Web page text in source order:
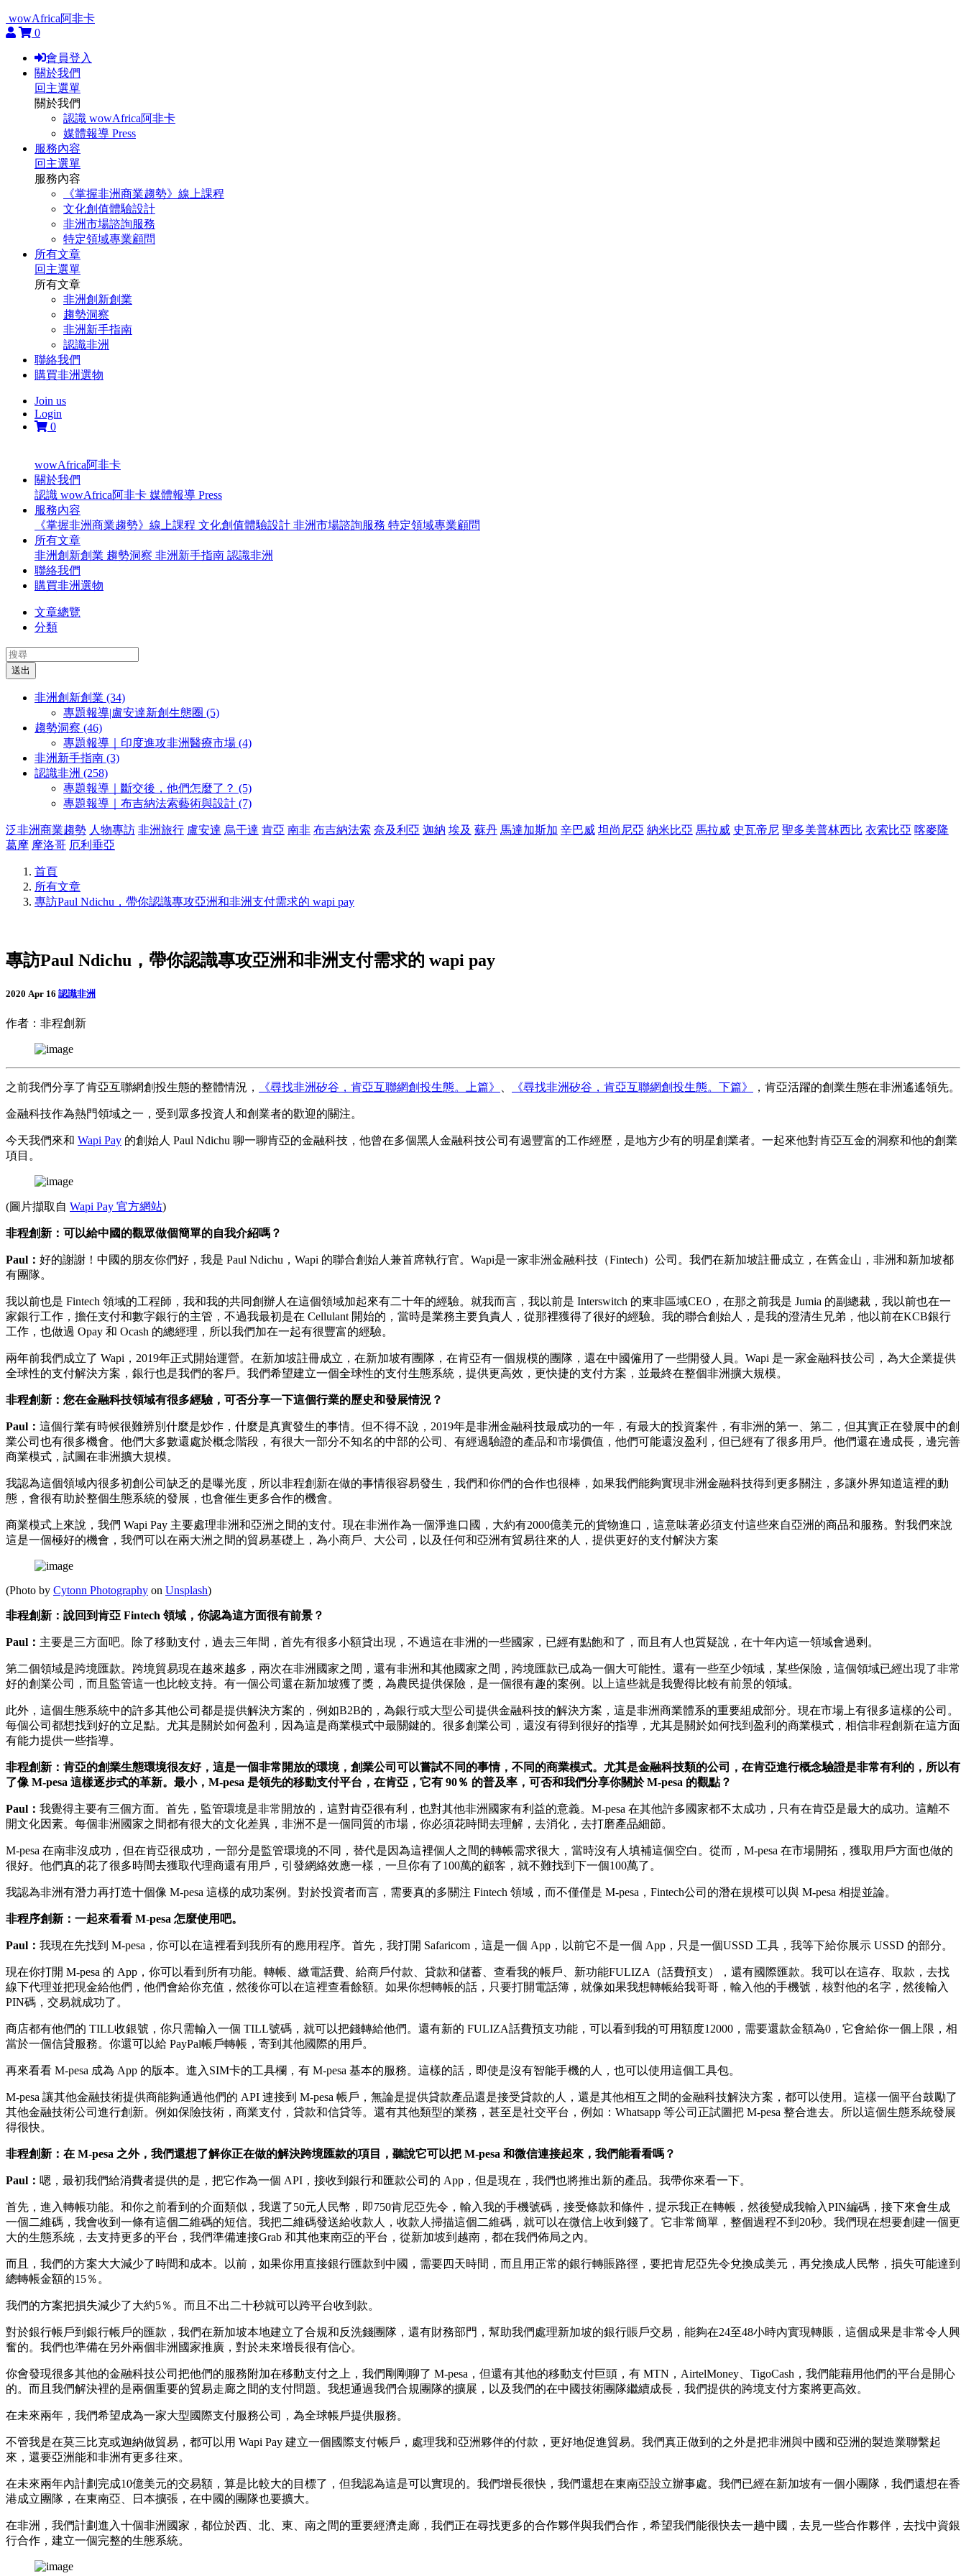
wowAfrica阿非卡
0
會員登入
關於我們
回主選單
關於我們
認識 wowAfrica阿非卡
媒體報導 Press
服務內容
回主選單
服務內容
《掌握非洲商業趨勢》線上課程
文化創值體驗設計
非洲市場諮詢服務
特定領域專業顧問
所有文章
回主選單
所有文章
非洲創新創業
趨勢洞察
非洲新手指南
認識非洲
聯絡我們
購買非洲選物
Join us
Login
0
wowAfrica阿非卡
關於我們
認識 wowAfrica阿非卡 媒體報導 Press
服務內容
《掌握非洲商業趨勢》線上課程 文化創值體驗設計 非洲市場諮詢服務 特定領域專業顧問
所有文章
非洲創新創業 趨勢洞察 非洲新手指南 認識非洲
聯絡我們
購買非洲選物
文章總覽
分類
送出
非洲創新創業 (34)
專題報導|盧安達新創生態圈 (5)
趨勢洞察 (46)
專題報導｜印度進攻非洲醫療市場 (4)
非洲新手指南 (3)
認識非洲 (258)
專題報導｜斷交後，他們怎麼了？ (5)
專題報導｜布吉納法索藝術與設計 (7)
泛非洲商業趨勢 人物專訪 非洲旅行 盧安達 烏干達 肯亞 南非 布吉納法索 奈及利亞 迦納 埃及 蘇丹 馬達加斯加 辛巴威 坦尚尼亞 納米比亞 馬拉威 史瓦帝尼 聖多美普林西比 衣索比亞 喀麥隆
葛摩 摩洛哥 厄利垂亞
首頁
所有文章
專訪Paul Ndichu，帶你認識專攻亞洲和非洲支付需求的 wapi pay
專訪Paul Ndichu，帶你認識專攻亞洲和非洲支付需求的 wapi pay
2020 Apr 16 認識非洲
作者：非程創新
之前我們分享了肯亞互聯網創投生態的整體情況， 《尋找非洲矽谷，肯亞互聯網創投生態。上篇》 《尋找非洲矽谷，肯亞互聯網創投生態。下篇》 ，肯亞活躍的創業生態在非洲遙遙領先。
金融科技作為熱門領域之一，受到眾多投資人和創業者的歡迎的關注。
今天我們來和 Wapi Pay 的創始人 Paul Ndichu 聊一聊肯亞的金融科技，他曾在多個黑人金融科技公司有過豐富的工作經歷，是地方少有的明星創業者。一起來他對肯亞互金的洞察和他的創業
項目。
(圖片擷取自 Wapi Pay 官方網站)
非程創新：可以給中國的觀眾做個簡單的自我介紹嗎？
Paul： 好的謝謝！中國的朋友你們好，我是 Paul Ndichu，Wapi 的聯合創始人兼首席執行官。Wapi是一家非洲金融科技（Fintech）公司。我們在新加坡註冊成立，在舊金山，非洲和新加坡都
有團隊。
我以前也是 Fintech 領域的工程師，我和我的共同創辦人在這個領域加起來有二十年的經驗。就我而言，我以前是 Interswitch 的東非區域CEO，在那之前我是 Jumia 的副總裁，我以前也在一
家銀行工作，擔任支付和數字銀行的主管，不過我最初是在 Cellulant 開始的，當時是業務主要負責人，從那裡獲得了很好的經驗。我的聯合創始人，是我的澄清生兄弟，他以前在KCB銀行
工作，也做過 Opay 和 Ocash 的總經理，所以我們加在一起有很豐富的經驗。
兩年前我們成立了 Wapi，2019年正式開始運營。在新加坡註冊成立，在新加坡有團隊，在肯亞有一個規模的團隊，還在中國僱用了一些開發人員。Wapi 是一家金融科技公司，為大企業提供
全球性的支付解決方案，銀行也是我們的客戶。我們希望建立一個全球性的支付生態系統，提供更高效，更快捷的支付方案，並最終在整個非洲擴大規模。
非程創新：您在金融科技領域有很多經驗，可否分享一下這個行業的歷史和發展情況？
Paul： 這個行業有時候很難辨別什麼是炒作，什麼是真實發生的事情。但不得不說，2019年是非洲金融科技最成功的一年，有最大的投資案件，有非洲的第一、第二，但其實正在發展中的創
業公司也有很多機會。他們大多數還處於概念階段，有很大一部分不知名的中部的公司、有經過驗證的產品和市場價值，他們可能還沒盈利，但已經有了很多用戶。他們還在邊成長，邊完善
商業模式，試圖在非洲擴大規模。
我認為這個領域內很多初創公司缺乏的是曝光度，所以非程創新在做的事情很容易發生，我們和你們的合作也很棒，如果我們能夠實現非洲金融科技得到更多關注，多讓外界知道這裡的動
態，會很有助於整個生態系統的發展，也會催生更多合作的機會。
商業模式上來說，我們 Wapi Pay 主要處理非洲和亞洲之間的支付。現在非洲作為​​一個淨進口國，大約有2000億美元的貨物進口，這意味著必須支付這些來自亞洲的商品和服務。對我們來說
這是一個極好的機會，我們可以在兩大洲之間的貿易基礎上，為小商戶、大公司，以及任何和亞洲有貿易往來的人，提供更好的支付解決方案
(Photo by Cytonn Photography on Unsplash)
非程創新：說回到肯亞 Fintech 領域，你認為這方面很有前景？
Paul： 主要是三方面吧。除了移動支付，過去三年間，首先有很多小額貸出現，不過這在非洲的一些國家，已經有點飽和了，而且有人也質疑說，在十年內這一領域會過剩。
第二個領域是跨境匯款。跨境貿易現在越來越多，兩次在非洲國家之間，還有非洲和其他國家之間，跨境匯款已成為一個大可能性。還有一些至少領域，某些保險，這個領域已經出現了非常
好的創業公司，而且監管這一也比較支持。有一個公司還在新加坡獲了獎，為農民提供保險，是一個很有趣的案例。以上這些就是我覺得比較有前景的領域。
此外，這個生態系統中的許多其他公司都是提供解決方案的，例如B2B的，為銀行或大型公司提供金融科技的解決方案，這是非洲商業體系的重要組成部分。現在市場上有很多這樣的公司。
每個公司都想找到好的立足點。尤其是關於如何盈利，因為這是商業模式中最關鍵的。很多創業公司，還沒有得到很好的指導，尤其是關於如何找到盈利的商業模式，相信非程創新在這方面
有能力提供一些指導。
非程創新：肯亞的創業生態環境很友好，這是一個非常開放的環境，創業公司可以嘗試不同的事情，不同的商業模式。尤其是金融科技類的公司，在肯亞進行概念驗證是非常有利的，所以有
了像 M-pesa 這樣逐步式的革新。最小，M-pesa 是領先的移動支付平台，在肯亞，它有 90％ 的普及率，可否和我們分享你關於 M-pesa 的觀點？
Paul： 我覺得主要有三個方面。首先，監管環境是非常開放的，這對肯亞很有利，也對其他非洲國家有利益的意義。M-pesa 在其他許多國家都不太成功，只有在肯亞是最大的成功。這離不
開文化因素。每個非洲國家之間都有很大的文化差異，非洲不是一個同質的市場，你必須花時間去理解，去消化，去打磨產品細節。
M-pesa 在南非沒成功，但在肯亞很成功，一部分是監管環境的不同，替代是因為這裡個人之間的轉帳需求很大，當時沒有人填補這個空白。從而，M-pesa 在市場開拓，獲取用戶方面也做的
很好。他們真的花了很多時間去獲取代理商還有用戶，引發網絡效應一樣，一旦你有了100萬的顧客，就不難找到下一個100萬了。
我認為非洲有潛力再打造十個像 M-pesa 這樣的成功案例。對於投資者而言，需要真的多關注 Fintech 領域，而不僅僅是 M-pesa，Fintech公司的潛在規模可以與 M-pesa 相提並論。
非程序創新：一起來看看 M-pesa 怎麼使用吧。
Paul： 我現在先找到 M-pesa，你可以在這裡看到我所有的應用程序。首先，我打開 Safaricom，這是一個 App，以前它不是一個 App，只是一個USSD 工具，我等下給你展示 USSD 的部分。
現在你打開 M-pesa 的 App，你可以看到所有功能。轉帳、繳電話費、給商戶付款、貸款和儲蓄、查看我的帳戶、新功能FULIZA（話費預支），還有國際匯款。我可以在這存、取款，去找
線下代理並把現金給他們，他們會給你充值，然後你可以在這裡查看餘額。如果你想轉帳的話，只要打開電話簿，就像如果我想轉帳給我哥哥，輸入他的手機號，核對他的名字，然後輸入
PIN碼，交易就成功了。
商店都有他們的 TILL收銀號，你只需輸入一個 TILL號碼，就可以把錢轉給他們。還有新的 FULIZA話費預支功能，可以看到我的可用額度12000，需要還款金額為0，它會給你一個上限，相
當於一個信貸服務。你還可以給 PayPal帳戶轉帳，寄到其他國際的用戶。
再來看看 M-pesa 成為 App 的版本。進入SIM卡的工具欄，有 M-pesa 基本的服務。這樣的話，即使是沒有智能手機的人，也可以使用這個工具包。
M-pesa 讓其他金融技術提供商能夠通過他們的 API 連接到 M-pesa 帳戶，無論是提供貸款產品還是接受貸款的人，還是其他相互之間的金融科技解決方案，都可以使用。這樣一個平台鼓勵了
其他金融技術公司進行創新。例如保險技術，商業支付，貸款和信貸等。還有其他類型的業務，甚至是社交平台，例如：Whatsapp 等公司正試圖把 M-pesa 整合進去。所以這個生態系統發展
得很快。
非程創新：在 M-pesa 之外，我們還想了解你正在做的解決跨境匯款的項目，聽說它可以把 M-pesa 和微信連接起來，我們能看看嗎？
Paul： 嗯，最初我們給消費者提供的是，把它作為一個 API，接收到銀行和匯款公司的 App，但是現在，我們也將推出新的產品。我帶你來看一下。
首先，進入轉帳功能。和你之前看到的介面類似，我選了50元人民幣，即750肯尼亞先令，輸入我的手機號碼，接受條款和條件，提示我正在轉帳，然後變成我輸入PIN編碼，接下來會生成
一個二維碼，我會收到一條有這個二維碼的短信。我把二維碼發送給收款人，收款人掃描這個二維碼，就可以在微信上收到錢了。它非常簡單，整個過程不到20秒。我們現在想要創建一個更
大的生態系統，去支持更多的平台，我們準備連接Grab 和其他東南亞的平台，從新加坡到越南，都在我們佈局之內。
而且，我們的方案大大減少了時間和成本。以前，如果你用直接銀行匯款到中國，需要四天時間，而且用正常的銀行轉賬路徑，要把肯尼亞先令兌換成美元，再兌換成人民幣，損失可能達到
總轉帳金額的15％。
我們的方案把損失減少了大約5％。而且不出二十秒就可以跨平台收到款。
對於銀行帳戶到銀行帳戶的匯款，我們在新加坡本地建立了合規和反洗錢團隊，還有財務部門，幫助我們處理新加坡的銀行賬戶交易，能夠在24至48小時內實現轉賬，這個成果是非常令人興
奮的。我們也準備在另外兩個非洲國家推廣，對於未來增長很有信心。
你會發現很多其他的金融科技公司把他們的服務附加在移動支付之上，我們剛剛聊了 M-pesa，但還有其他的移動支付巨頭，有 MTN，AirtelMoney、TigoCash，我們能藉用他們的平台是開心
的。而且我們解決裡的是兩個重要的貿易走廊之間的支付問題。我想通過我們合規團隊的擴展，以及我們的在中國技術團隊繼續成長，我們提供的跨境支付方案將更高效。
在未來兩年，我們希望成為一家大型國際支付服務公司，為全球帳戶提供服務。
不管我是在莫三比克或迦納做貿易，都可以用 Wapi Pay 建立一個國際支付帳戶，處理我和亞洲夥伴的付款，更好地促進貿易。我們真正做到的之外是把非洲與中國和亞洲的製造業聯繫起
來，還要亞洲能和非洲有更多往來。
在未來兩年內計劃完成10億美元的交易額，算是比較大的目標了，但我認為這是可以實現的。我們增長很快，我們還想在東南亞設立辦事處。我們已經在新加坡有一個小團隊，我們還想在香
港成立團隊，在東南亞、日本擴張，在中國的團隊也要擴大。
在非洲，我們計劃進入十個非洲國家，都位於西、北、東、南之間的重要經濟走廊，我們正在尋找更多的合作夥伴與我們合作，希望我們能很快去一趟中國，去見一些合作夥伴，去找中資銀
行合作，建立一個完整的生態系統。